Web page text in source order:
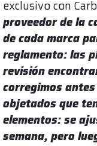
exclusivo con
proveedor de la
de cada marca
reglamento: las
revisión
corregimos
objetados que
elementos: se
semana, pero